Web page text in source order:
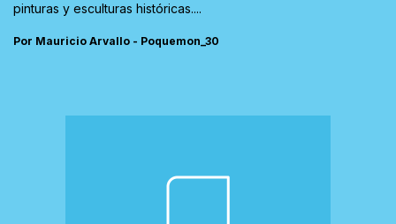
pinturas y esculturas históricas....
Por Mauricio Arvallo - Poquemon_30